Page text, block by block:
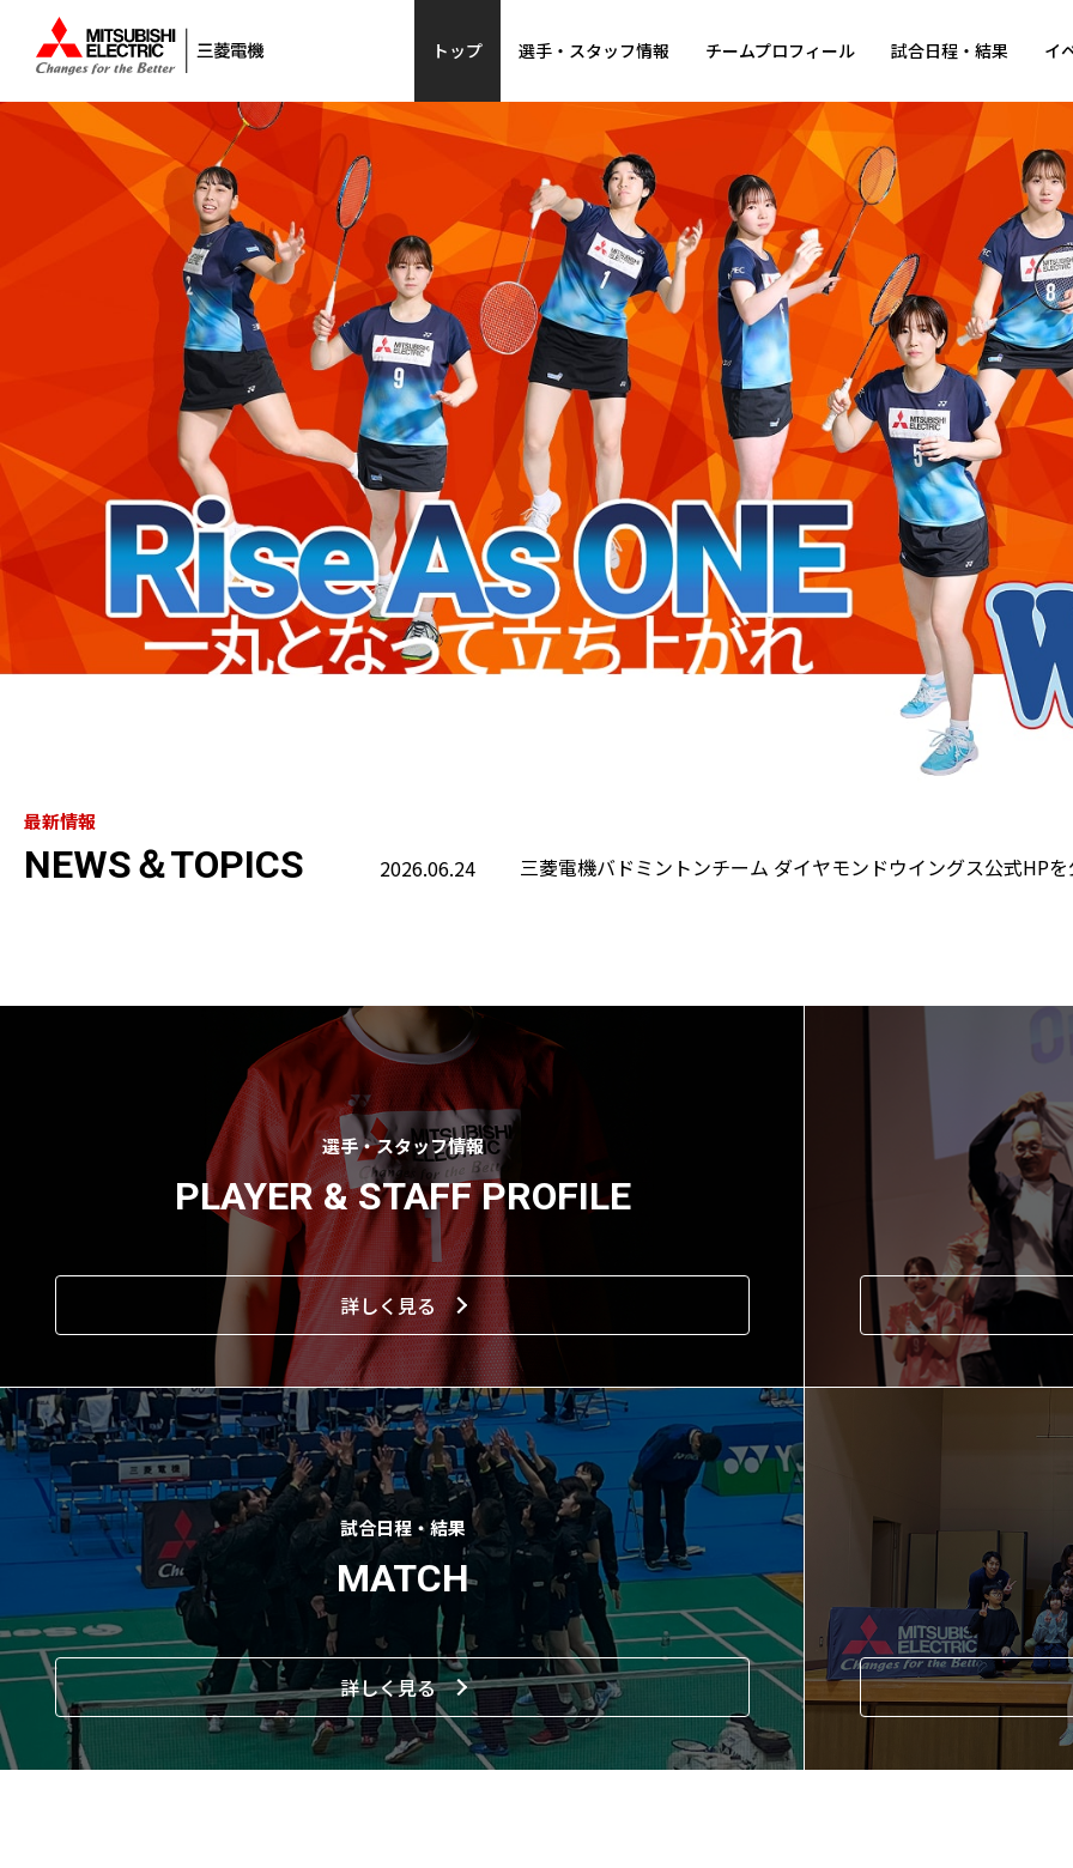
トップ 選手・スタッフ情報 チームプロフィール 試合日程・結果 イ
最新情報
NEWS＆TOPICS 2026.06.24 三菱電機バドミントンチーム ダイヤモンドウイングス公式HP
選手・スタッフ情報
PLAYER &STAFF PROFILE
詳しく見る
試合日程・結果
MATCH
詳しく見る